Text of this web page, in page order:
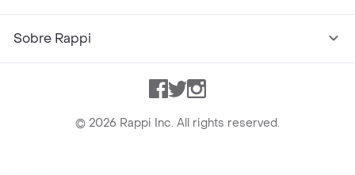
Sobre Rappi
Facebook
TwitterInstagram
© 2026 Rappi Inc. All rights reserved.